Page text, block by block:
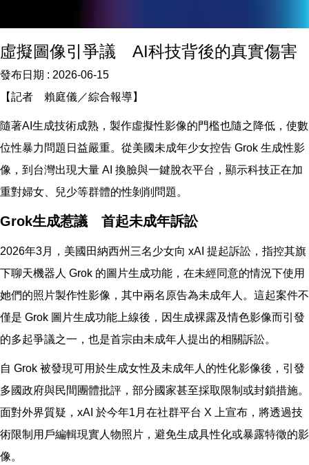
虛擬圖像引爭議 AI科技背後的真實傷害
發布日期 : 2026-06-15
【記者 賴庭儀／綜合報導】
隨著AI生成技術成熟，製作虛擬性影像的門檻也隨之降低，使數
位性暴力問題日益嚴重。從美國未成年少女控告 Grok 生成性影
像，到台灣出現大量 AI 換臉與一鍵脫衣平台，顯示科技正在加
重對婦女、兒少等群體的性剝削問題。
Grok生成惹議 首起未成年訴訟
2026年3月，美國田納西州三名少女向 xAI 提起訴訟，指控其旗
下聊天機器人 Grok 的圖片生成功能，在未經同意的情況下使用
她們的照片製作性影像，其中兩名原告為未成年人。這起案件不
僅是 Grok 圖片生成功能上線後，因生成裸露及情色影像而引發
的多起爭議之一，也是首宗由未成年人提出的相關訴訟。
自 Grok 被發現可用於生成女性及未成年人的性化影像後，引發
多國政府與民間團體批評，部分國家甚至採取限制或封鎖措施。
面對外界質疑，xAI 於今年1月在社群平台 X 上宣布，將透過技
術限制用戶編輯現實人物照片，避免生成具性化或暴露特徵的影
像。